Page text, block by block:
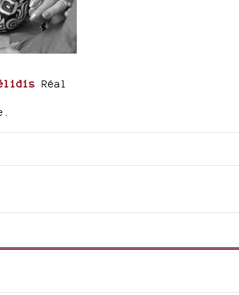
Réal